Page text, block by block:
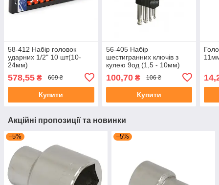
58-412 Набір головок
ударних 1/2" 10 шт(10-
24мм)
578,55 ₴ 609 ₴
Купити
56-405 Набір
шестигранних ключів з
кулею 9од (1,5 - 10мм)
100,70₴ 106 ₴
Купити
Акційні пропозиції та новинки
–5% –5%